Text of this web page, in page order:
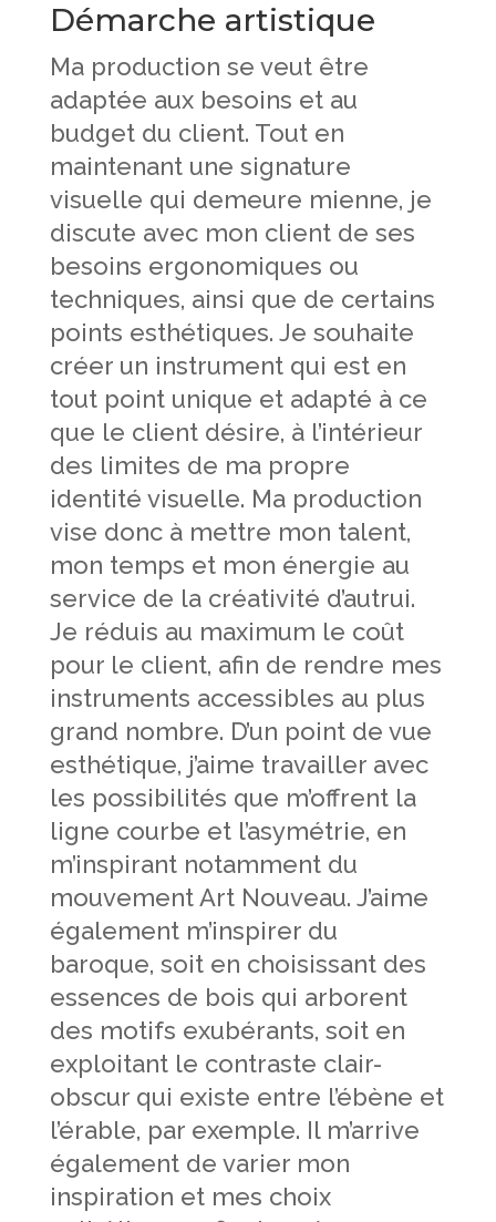
Démarche artistique
Ma production se veut être
adaptée aux besoins et au
budget du client. Tout en
maintenant une signature
visuelle qui demeure mienne, je
discute avec mon client de ses
besoins ergonomiques ou
techniques, ainsi que de certains
points esthétiques. Je souhaite
créer un instrument qui est en
tout point unique et adapté à ce
que le client désire, à l’intérieur
des limites de ma propre
identité visuelle. Ma production
vise donc à mettre mon talent,
mon temps et mon énergie au
service de la créativité d’autrui.
Je réduis au maximum le coût
pour le client, afin de rendre mes
instruments accessibles au plus
grand nombre. D’un point de vue
esthétique, j’aime travailler avec
les possibilités que m’offrent la
ligne courbe et l’asymétrie, en
m’inspirant notamment du
mouvement Art Nouveau. J’aime
également m’inspirer du
baroque, soit en choisissant des
essences de bois qui arborent
des motifs exubérants, soit en
exploitant le contraste clair-
obscur qui existe entre l’ébène et
l’érable, par exemple. Il m’arrive
également de varier mon
inspiration et mes choix